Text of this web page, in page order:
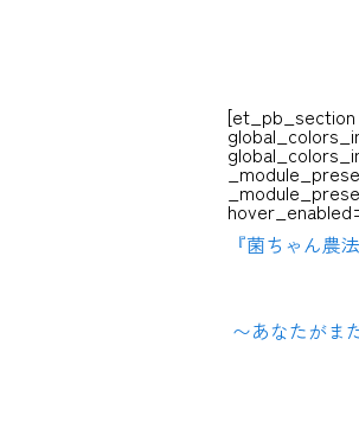
[et_pb_section
『菌ちゃん農
〜あなたがま